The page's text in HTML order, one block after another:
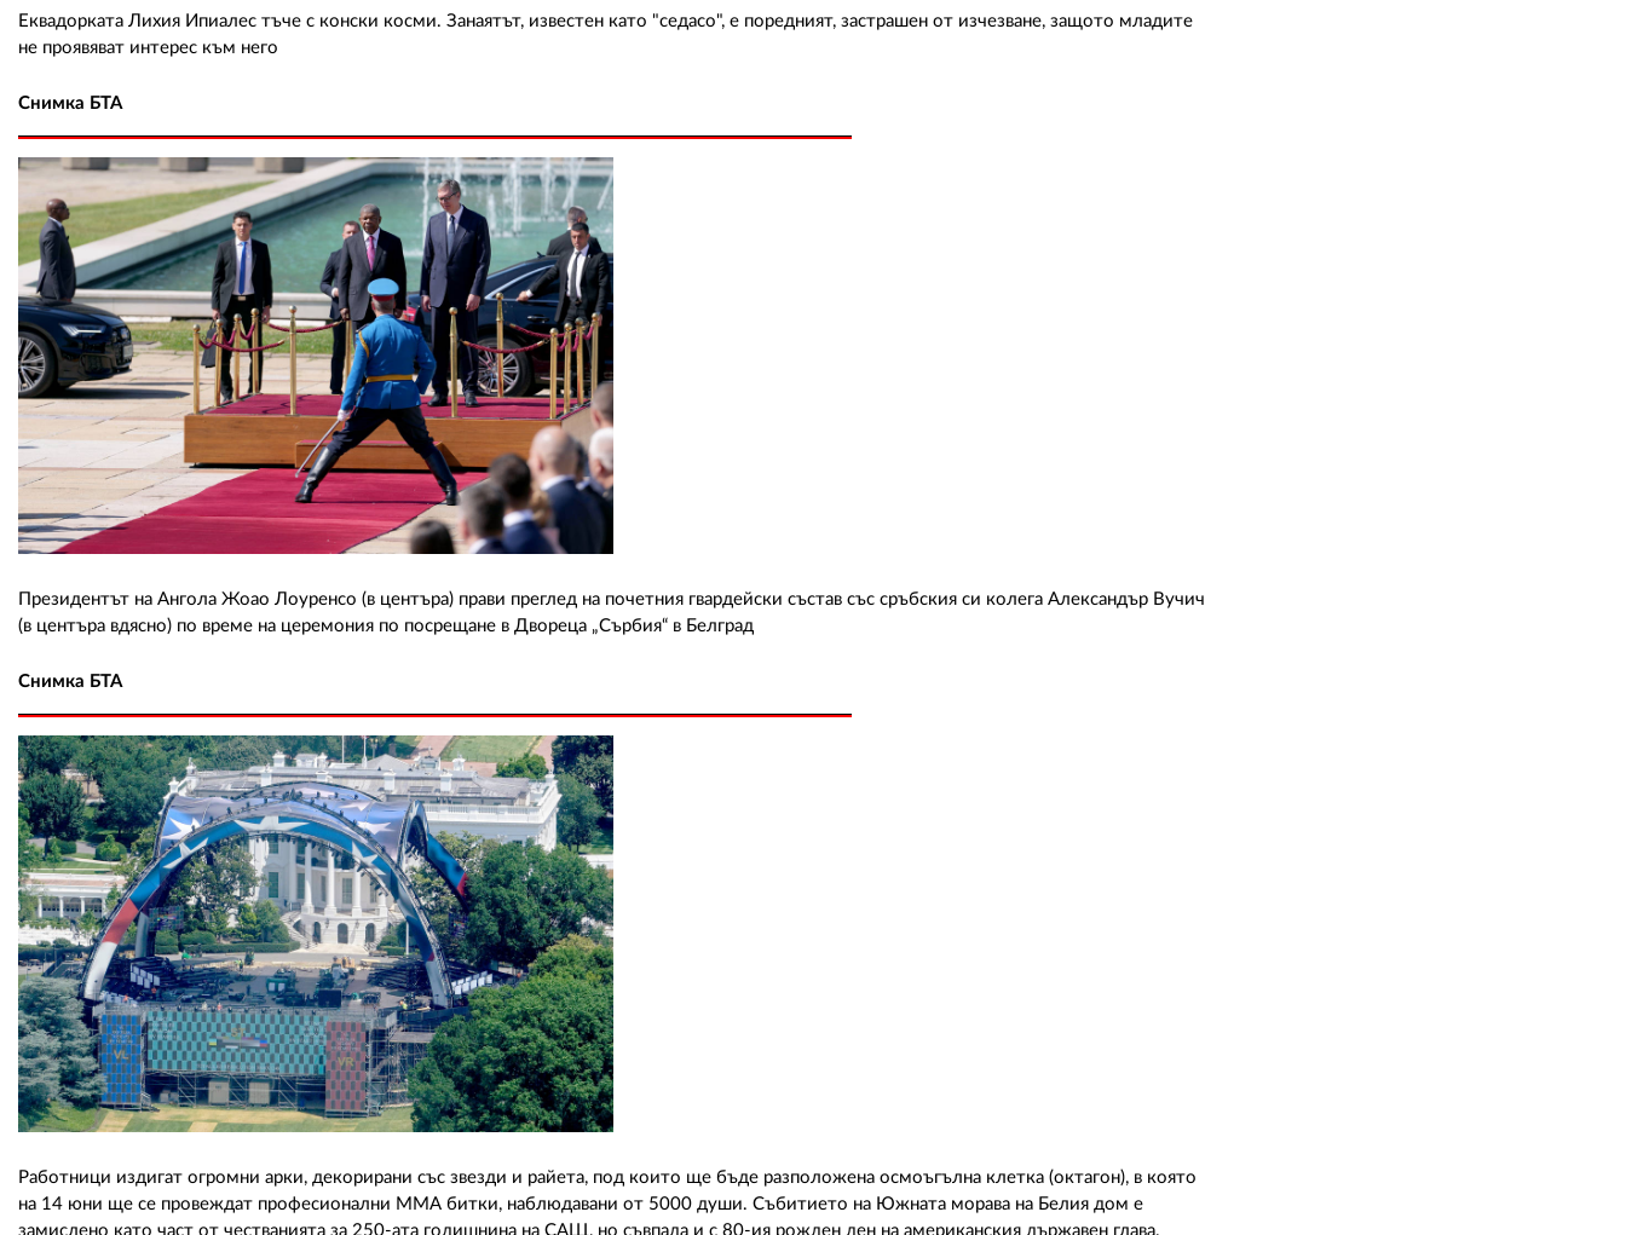
Еквадорката Лихия Ипиалес тъче с конски косми. Занаятът, известен като "седасо", е поредният, застрашен от изчезване, защото младите
не проявяват интерес към него
Снимка БТА
Президентът на Ангола Жоао Лоуренсо (в центъра) прави преглед на почетния гвардейски състав със сръбския си колега Александър Вучич
(в центъра вдясно) по време на церемония по посрещане в Двореца „Сърбия“ в Белград
Снимка БТА
Работници издигат огромни арки, декорирани със звезди и райета, под които ще бъде разположена осмоъгълна клетка (октагон), в която
на 14 юни ще се провеждат професионални ММА битки, наблюдавани от 5000 души. Събитието на Южната морава на Белия дом е
замислено като част от честванията за 250-ата годишнина на САЩ, но съвпада и с 80-ия рожден ден на американския държавен глава.